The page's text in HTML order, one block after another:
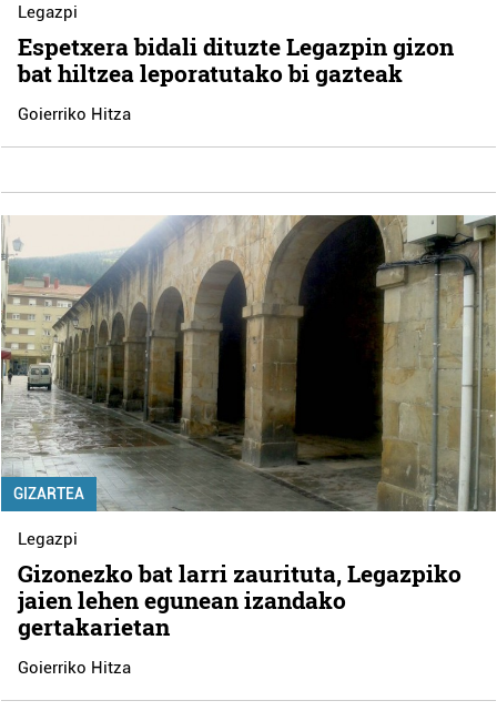
Legazpi
Espetxera bidali dituzte Legazpin gizon
bat hiltzea leporatutako bi gazteak
Goierriko Hitza
GIZARTEA
Legazpi
Gizonezko bat larri zaurituta, Legazpiko
jaien lehen egunean izandako
gertakarietan
Goierriko Hitza